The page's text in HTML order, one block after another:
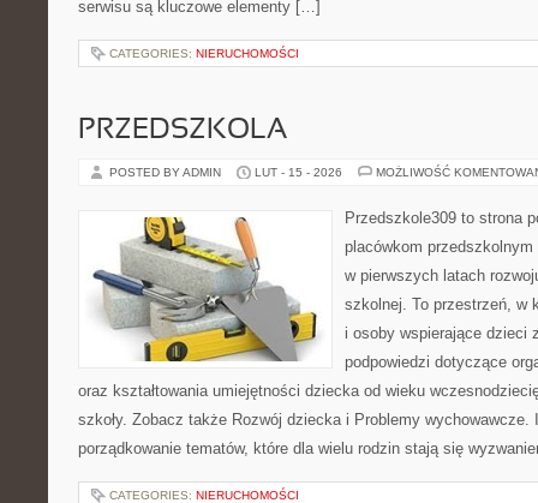
serwisu są kluczowe elementy […]
CATEGORIES: NIERUCHOMOŚCI
PRZEDSZKOLA
POSTED BY ADMIN LUT - 15 - 2026 MOŻLIWOŚĆ
Przedszkole309 to strona
placówkom
w pierwszych latach
szkolnej. To przestrzeń, w
i osoby wspierające dzieci
podpowiedzi dotyczące
oraz kształtowania umiejętności dziecka od wieku
szkoły. Zobacz także Rozwój dziecka i Problemy wychowawcze.
porządkowanie tematów, które dla wielu rodzin stają się
CATEGORIES: NIERUCHOMOŚCI